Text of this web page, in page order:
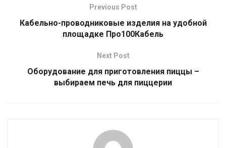
Previous Post
Кабельно-проводниковые изделия на удобной
площадке Про100Кабель
Next Post
Оборудование для приготовления пиццы –
выбираем печь для пиццерии